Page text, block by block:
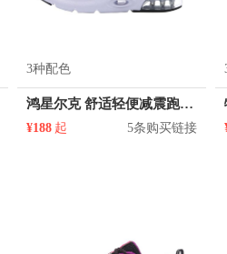
3种配色
鸿星尔克 舒适轻便减震跑鞋 11120320427
¥188 起 5条购买链接